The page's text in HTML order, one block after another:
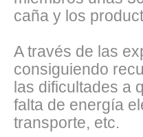
caña y los
A través de las
consiguiendo
las dificultades a
falta de energía
transporte, etc.